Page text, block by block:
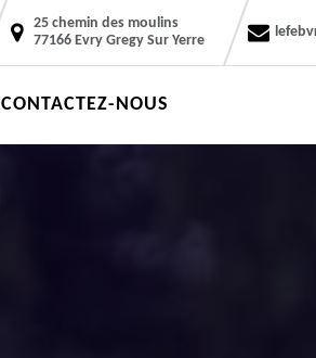
25 chemin des moulins
77166 Evry Gregy Sur Yerre
CONTACTEZ-NOUS